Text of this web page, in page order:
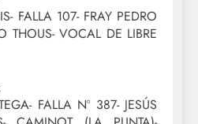
FALLA 107- FRAY PEDRO
THOUS- VOCAL DE LIBRE
FALLA Nº 387- JESÚS